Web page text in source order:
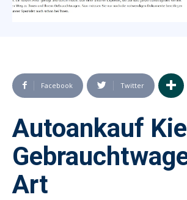
Facebook Twitter
Autoankauf
Art